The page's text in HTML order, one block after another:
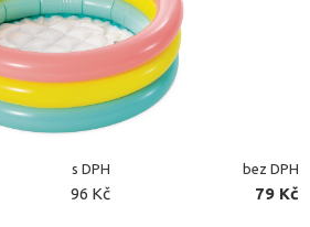
s DPH bez DPH
96 Kč 79 Kč